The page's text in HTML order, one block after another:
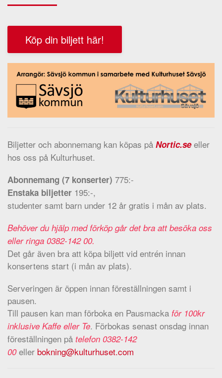
Köp din biljett här!
Biljetter och abonnemang kan köpas på Nortic.seeller
hos oss på Kulturhuset.
Abonnemang (7 konserter) 775:-
Enstaka biljetter 195:-,
studenter samt barn under 12 år gratis i mån av plats.
Behöver du hjälp med förköp går det bra att besöka oss
eller ringa 0382-142 00.
Det går även bra att köpa biljett vid entrén innan
konsertens start (i mån av plats).
Serveringen är öppen innan föreställningen samt i
pausen.
Till pausen kan man förboka en Pausmacka för 100kr
inklusive Kaffe eller Te. Förbokas senast onsdag innan
föreställningen på telefon 0382-142
00eller bokning@kulturhuset.com